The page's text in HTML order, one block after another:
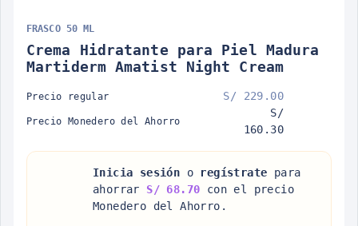
FRASCO 50 ML
Crema Hidratante para Piel Madura
Martiderm Amatist Night Cream
Precio regular S/ 229.00
Precio Monedero del Ahorro
S/
160.30
Inicia sesión o regístrate para
ahorrar S/ 68.70 con el precio
Monedero del Ahorro.